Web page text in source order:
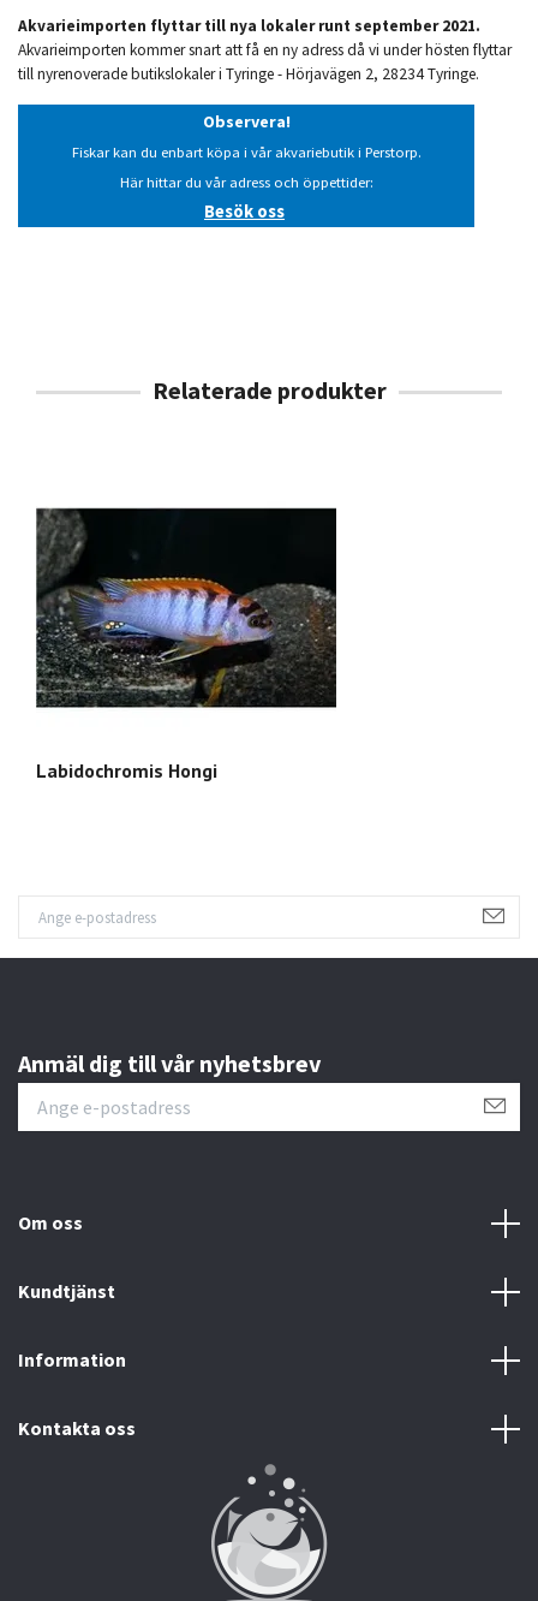
Akvarieimporten flyttar till nya lokaler runt september 2021.
Akvarieimporten kommer snart att få en ny adress då vi under hösten flyttar
till nyrenoverade butikslokaler i Tyringe - Hörjavägen 2, 28234 Tyringe.
Observera!
Fiskar kan du enbart köpa i vår akvariebutik i Perstorp.
Här hittar du vår adress och öppettider:
Besök oss
Labidochromis Hongi
Anmäl dig till vår nyhetsbrev
Om oss
Kundtjänst
Information
Kontakta oss